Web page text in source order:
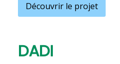
Découvrir le projet
DADI